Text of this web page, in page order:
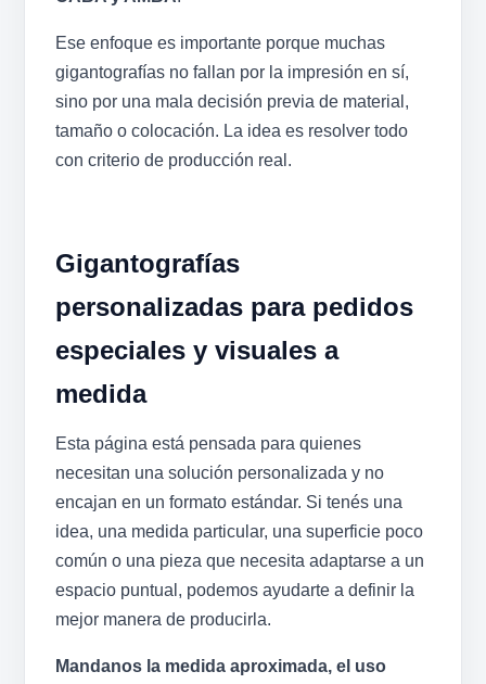
Ese enfoque es importante porque muchas
gigantografías no fallan por la impresión en sí,
sino por una mala decisión previa de material,
tamaño o colocación. La idea es resolver todo
con criterio de producción real.
Gigantografías
personalizadas para pedidos
especiales y visuales a
medida
Esta página está pensada para quienes
necesitan una solución personalizada y no
encajan en un formato estándar. Si tenés una
idea, una medida particular, una superficie poco
común o una pieza que necesita adaptarse a un
espacio puntual, podemos ayudarte a definir la
mejor manera de producirla.
Mandanos la medida aproximada, el uso